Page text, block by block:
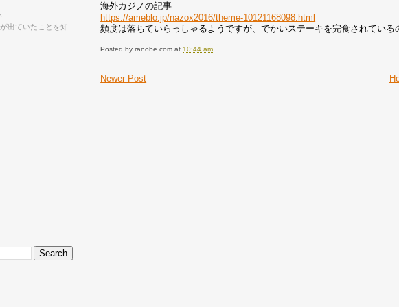
海外カジノの記事
https://ameblo.jp/nazox2016/theme-10121168098.html
頻度は落ちていらっしゃるようですが、でかいステーキを完食されている
Posted byranobe.com at 10:44 am
Newer Post
出ていたことを知